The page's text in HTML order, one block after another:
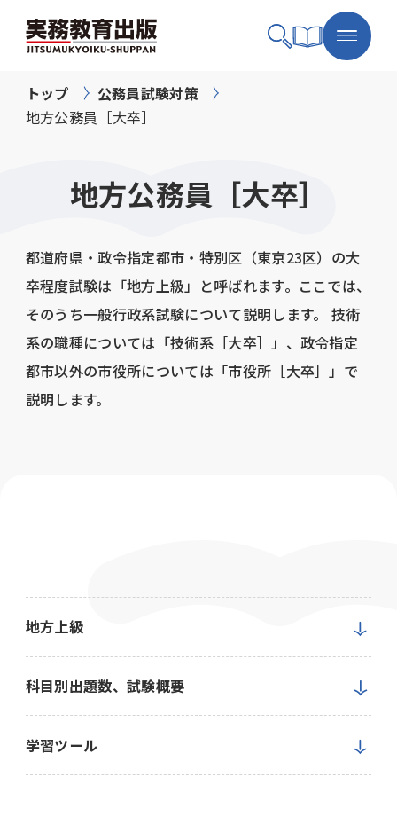
トップ
公務員試験対策
地方公務員［大卒］
地方公務員［大卒］
都道府県・政令指定都市・特別区（東京23区）の大
卒程度試験は「地方上級」と呼ばれます。ここでは、
そのうち一般行政系試験について説明します。 技術
系の職種については「技術系［大卒］」、政令指定
都市以外の市役所については「市役所［大卒］」で
説明します。
地方上級
科目別出題数、試験概要
学習ツール